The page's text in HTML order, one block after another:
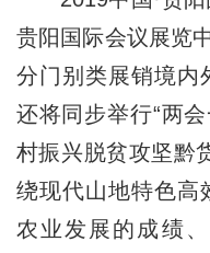
贵阳国际会议展览
分门别类展销境内
还将同步举行“两
村振兴脱贫攻坚黔
绕现代山地特色高
农业发展的成绩